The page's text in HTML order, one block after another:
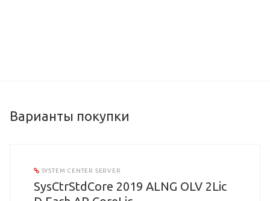
Варианты покупки
SYSTEM CENTER SERVER
SysCtrStdCore 2019 ALNG OLV 2Lic